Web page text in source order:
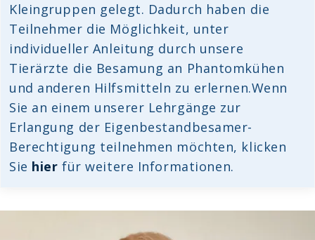
Kleingruppen gelegt. Dadurch haben die
Teilnehmer die Möglichkeit, unter
individueller Anleitung durch unsere
Tierärzte die Besamung an Phantomkühen
und anderen Hilfsmitteln zu erlernen.Wenn
Sie an einem unserer Lehrgänge zur
Erlangung der Eigenbestandbesamer-
Berechtigung teilnehmen möchten, klicken
Sie hierfür weitere Informationen.